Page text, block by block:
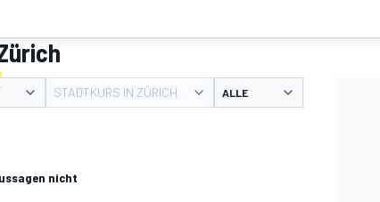
STADTKURS IN ZÜRICH
nicht